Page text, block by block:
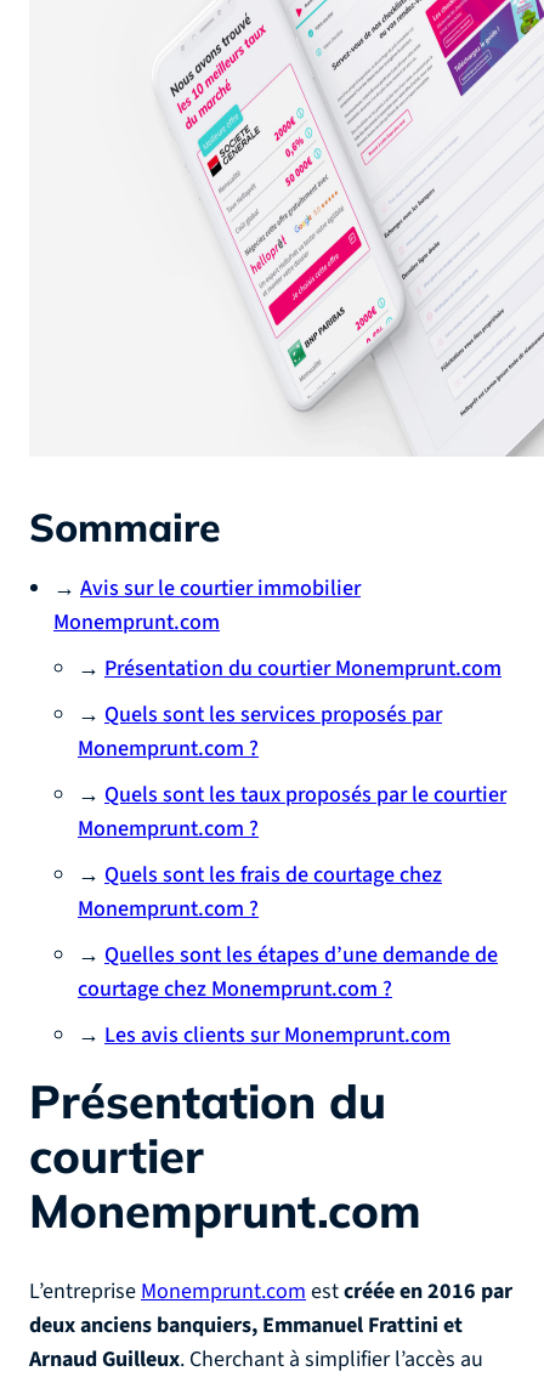
Sommaire
→ Avis sur le courtier immobilier
Monemprunt.com
→ Présentation du courtier Monemprunt.com
→ Quels sont les services proposés par
Monemprunt.com ?
→ Quels sont les taux proposés par le courtier
Monemprunt.com ?
→ Quels sont les frais de courtage chez
Monemprunt.com ?
→ Quelles sont les étapes d’une demande de
courtage chez Monemprunt.com ?
→ Les avis clients sur Monemprunt.com
Présentation du
courtier
Monemprunt.com
L’entrepriseMonemprunt.comestcréée en 2016 par
deux anciens banquiers, Emmanuel Frattini et
Arnaud Guilleux. Cherchant à simplifier l’accès au